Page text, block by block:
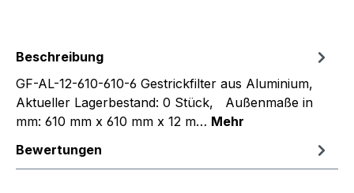
Beschreibung
GF-AL-12-610-610-6 Gestrickfilter aus Aluminium,
Aktueller Lagerbestand: 0 Stück, Außenmaße in
mm: 610 mm x 610 mm x 12 m… Mehr
Bewertungen